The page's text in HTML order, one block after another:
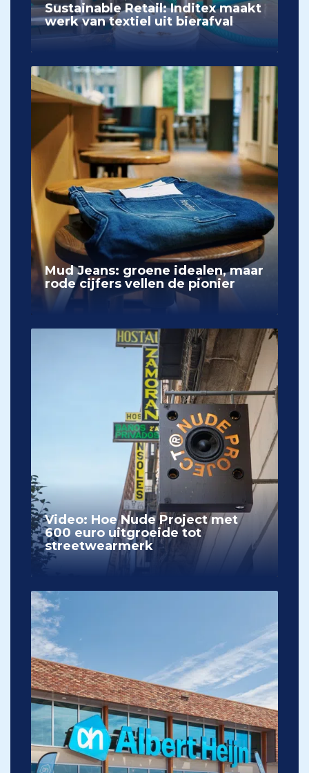
Sustainable Retail: Inditex maakt
werk van textiel uit bierafval
Mud Jeans: groene idealen, maar
rode cijfers vellen de pionier
Video: Hoe Nude Project met
600 euro uitgroeide tot
streetwearmerk